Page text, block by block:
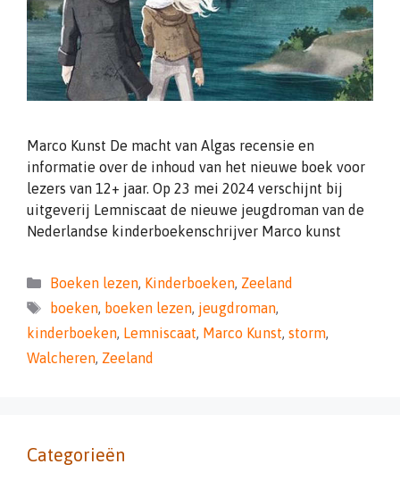
Marco Kunst De macht van Algas recensie en
informatie over de inhoud van het nieuwe boek voor
lezers van 12+ jaar. Op 23 mei 2024 verschijnt bij
uitgeverij Lemniscaat de nieuwe jeugdroman van de
Nederlandse kinderboekenschrijver Marco kunst
Categorieën
Boeken lezen, Kinderboeken, Zeeland
Tags
boeken, boeken lezen, jeugdroman,
kinderboeken, Lemniscaat, Marco Kunst, storm,
Walcheren, Zeeland
Categorieën